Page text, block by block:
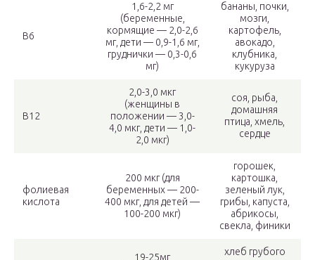
В6
1,6-2,2 мг
(беременные,
кормящие — 2,0-2,6
мг, дети — 0,9-1,6 мг,
груднички — 0,3-0,6
мг)
бананы, почки,
мозги,
картофель,
авокадо,
клубника,
кукуруза
В12
2,0-3,0 мкг
(женщины в
положении — 3,0-
4,0 мкг, дети — 1,0-
2,0 мкг)
соя, рыба,
домашняя
птица, хмель,
сердце
фолиевая
кислота
200 мкг (для
беременных — 200-
400 мкг, для детей —
100-200 мкг)
горошек,
картошка,
зеленый лук,
грибы, капуста,
абрикосы,
свекла, финики
19-25мг
хлеб грубого